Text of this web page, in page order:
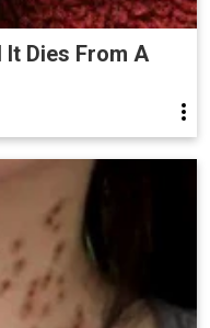
It Dies From A